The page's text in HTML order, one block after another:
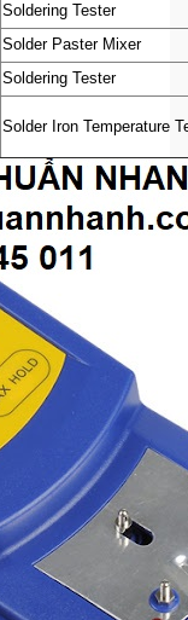
Soldering Tester
Solder Paster Mixer
Soldering Tester
Solder Iron Temperature